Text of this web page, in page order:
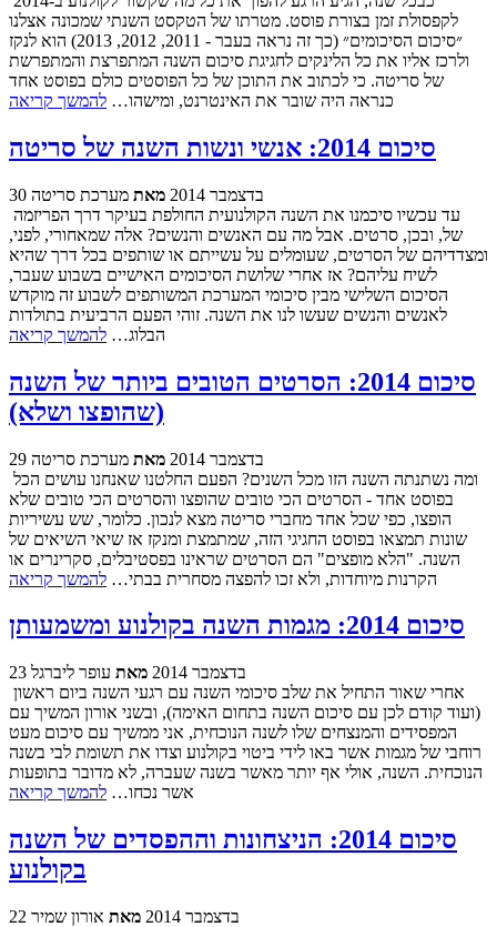
לקפסולת זמן בצורת פוסט. מטרתו של הטקסט השנתי שמכונה אצלנו
״סיכום הסיכומים״ (כך זה נראה בעבר - 2011, 2012, 2013) הוא לנקז
ולרכז אליו את כל הלינקים לחגיגת סיכום השנה המתפרצת והמתפרשת
של סריטה. כי לכתוב את התוכן של כל הפוסטים כולם בפוסט אחד
כנראה היה שובר את האינטרנט, ומישהו… להמשך קריאה
סיכום 2014: אנשי ונשות השנה של סריטה
30 בדצמבר 2014 מאת מערכת סריטה
של, ובכן, סרטים. אבל מה עם האנשים והנשים? אלה שמאחורי, לפני,
ומצדדיהם של הסרטים, שעומלים על עשייתם או שותפים בכל דרך שהיא
לשיח עליהם? אז אחרי שלושת הסיכומים האישיים בשבוע שעבר,
הסיכום השלישי מבין סיכומי המערכת המשותפים לשבוע זה מוקדש
לאנשים והנשים שעשו לנו את השנה. זוהי הפעם הרביעית בתולדות
הבלוג… להמשך קריאה
סיכום 2014: הסרטים הטובים ביותר של השנה
(שהופצו ושלא)
29 בדצמבר 2014 מאת מערכת סריטה
בפוסט אחד - הסרטים הכי טובים שהופצו והסרטים הכי טובים שלא
הופצו, כפי שכל אחד מחברי סריטה מצא לנכון. כלומר, שש עשיריות
שונות תמצאו בפוסט החגיגי הזה, שמתמצת ומנקז אז שיאי השיאים של
השנה. "הלא מופצים" הם הסרטים שראינו בפסטיבלים, סקרינרים או
הקרנות מיוחדות, ולא זכו להפצה מסחרית בבתי… להמשך קריאה
סיכום 2014: מגמות השנה בקולנוע ומשמעותן
23 בדצמבר 2014 מאת עופר ליברגל
(ועוד קודם לכן עם סיכום השנה בתחום האימה), ובשני אורון המשיך עם
המפסידים והמנצחים שלו לשנה הנוכחית, אני ממשיך עם סיכום מעט
רוחבי של מגמות אשר באו לידי ביטוי בקולנוע וצדו את תשומת לבי בשנה
הנוכחית. השנה, אולי אף יותר מאשר בשנה שעברה, לא מדובר בתופעות
אשר נכחו… להמשך קריאה
סיכום 2014: הניצחונות וההפסדים של השנה
בקולנוע
22 בדצמבר 2014 מאת אורון שמיר